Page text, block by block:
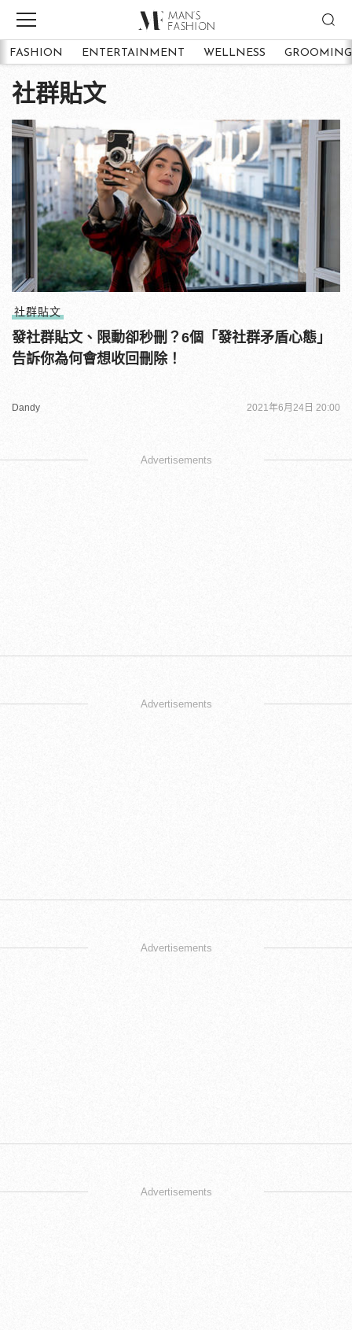
FASHION ENTERTAINMENT WELLNESS GROOMING
社群貼文
社群貼文
發社群貼文、限動卻秒刪？6個「發社群矛盾心態」
告訴你為何會想收回刪除！
Dandy 2021年6月24日 20:00
Advertisements
Advertisements
Advertisements
Advertisements